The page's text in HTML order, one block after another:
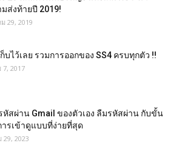
ส่งท้ายปี 2019!
29, 2019
บไว้เลย รวมการออกของ SS4 ครบทุกตัว !!
7, 2017
หัสผ่าน Gmail ของตัวเอง ลืมรหัสผ่าน กับขั้น
รเข้าดูแบบที่ง่ายที่สุด
2023